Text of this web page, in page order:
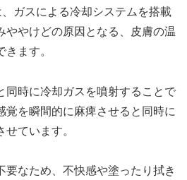
ガスによる冷却システムを搭載
ややけどの原因となる、皮膚の温
ます。
同時に冷却ガスを噴射することで
覚を瞬間的に麻痺させると同時に
ています。
要なため、不快感や塗ったり拭き